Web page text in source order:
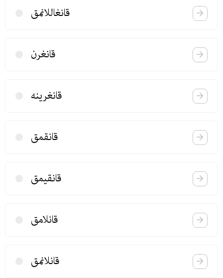
قانغاللانمق
قانغرن
قانغرینه
قانقمق
قانقیمق
قانلامق
قانلانمق